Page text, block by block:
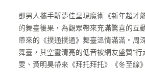
鄧男人攜手靳夢佳呈現魔術《新年超才
的舞臺後果，為觀眾帶來充滿驚喜的互
帶來的《撲通撲通》舞臺溫情滿滿。周
舞臺，其空靈清亮的低音被網友盛贊“行
雯、黃明昊帶來《拜托拜托》《冬至線